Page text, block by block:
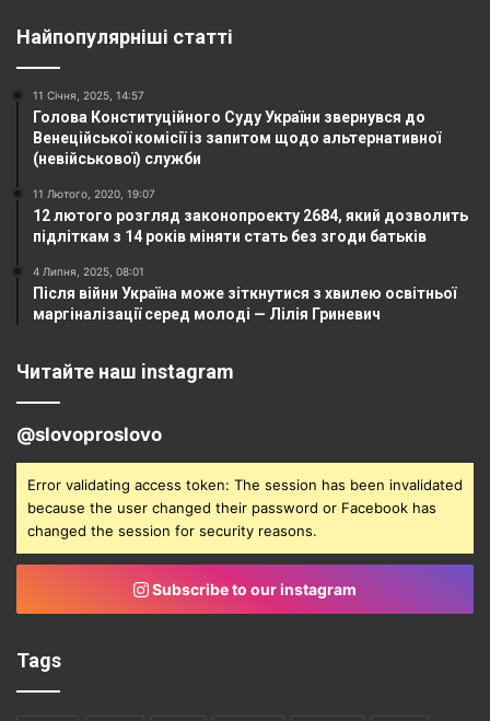
Найпопулярніші статті
11 Січня, 2025, 14:57
Голова Конституційного Суду України звернувся до
Венеційської комісії із запитом щодо альтернативної
(невійськової) служби
11 Лютого, 2020, 19:07
12 лютого розгляд законопроекту 2684, який дозволить
підліткам з 14 років міняти стать без згоди батьків
4 Липня, 2025, 08:01
Після війни Україна може зіткнутися з хвилею освітньої
маргіналізації серед молоді — Лілія Гриневич
Читайте наш instagram
@slovoproslovo
Error validating access token: The session has been invalidated
because the user changed their password or Facebook has
changed the session for security reasons.
Subscribe to our instagram
Tags